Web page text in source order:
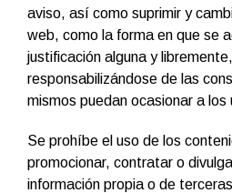
aviso, así como suprimir y
web, como la forma en que se
justificación alguna y
responsabilizándose de las
mismos puedan ocasionar a los
Se prohíbe el uso de los
promocionar, contratar o
información propia o de